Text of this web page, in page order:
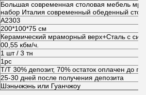
Большая современная столовая мебель
набор Италия современный обеденный стол
А2303
200*100*75 см
Керамический мраморный верх+Сталь с
00,55 кбм/ч.
1 шт / 3 тн
1pc
Т/Т 30% депозит, 70% остаток оплачен до
25-30 дней после получения депозита
Шэньчжэнь или Гуанчжоу